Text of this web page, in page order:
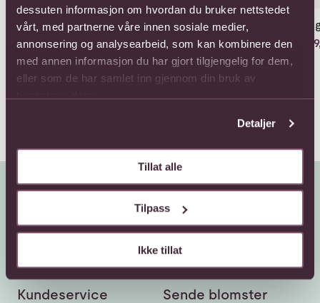
dessuten informasjon om hvordan du bruker nettstedet
vårt, med partnerne våre innen sosiale medier,
annonsering og analysearbeid, som kan kombinere den
med annen informasjon du har gjort tilgjengelig for dem,
eller som de har samlet inn gjennom din bruk av
Detaljer
Tillat alle
Tilpass
Ikke tillat
Klassisk sommer
Fra 479,-
Klassisk sommer med
Cider
628,-
Kundeservice Sende blomster